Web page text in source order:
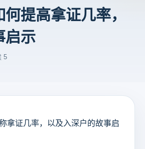
提高拿证几率，
启示
5
拿证几率，以及入深户的故事启